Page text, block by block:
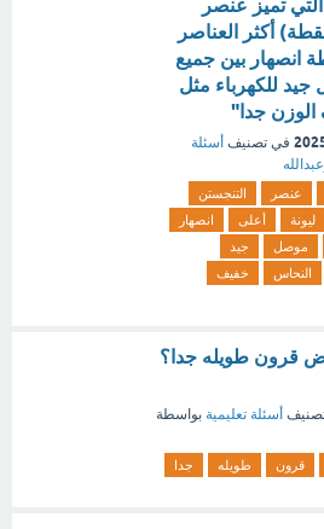
تميز عنصر
(2 نقطة) أكثر العناصر
انصهار بين جميع
جيد للكهرباء مثل
جدا"
في تصنيف أسئلة
عنصر
التنجستن
ليونة أعلى
انصهار
موصل
جيد
النحاس
خفيف
قرون طويله جدا؟
أسئلة تعليمية بواسطة
قرون طويله جدا